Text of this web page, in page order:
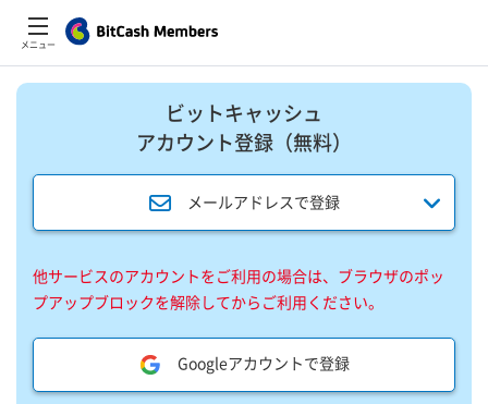
メニュー
ビットキャッシュ
アカウント登録​（無料）​
メールアドレスで登録
他サービスのアカウントをご利用の場合は、ブラウザのポッ
プアップブロックを解除してからご利用ください。
Googleアカウントで登録